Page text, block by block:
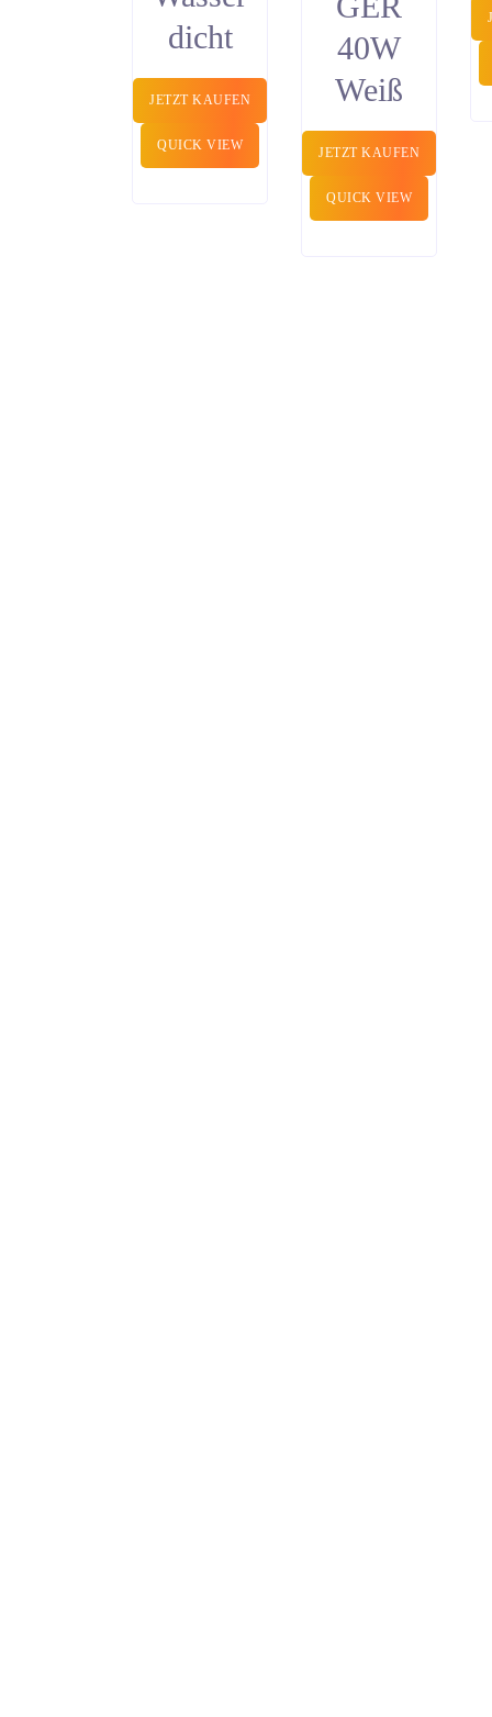
dicht
JETZT KAUFEN
QUICK VIEW
40W
Weiß
JETZT KAUFEN
QUICK VIEW